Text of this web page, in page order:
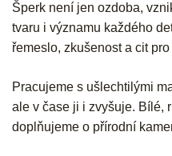
Šperk není jen ozdoba,
tvaru i významu každého
řemeslo, zkušenost a cit
Pracujeme s ušlechtilými
ale v čase ji i zvyšuje. Bílé,
doplňujeme o přírodní